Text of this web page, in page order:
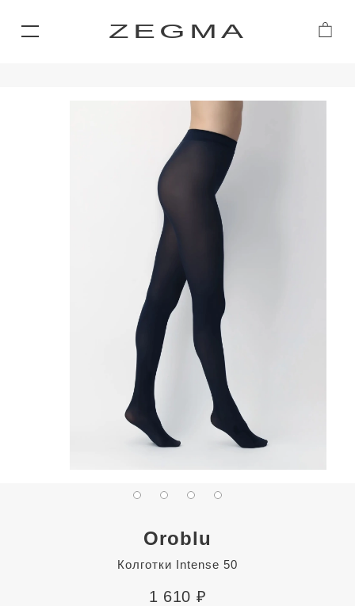
ZEGMA
Oroblu
Колготки Intense 50
1 610 ₽